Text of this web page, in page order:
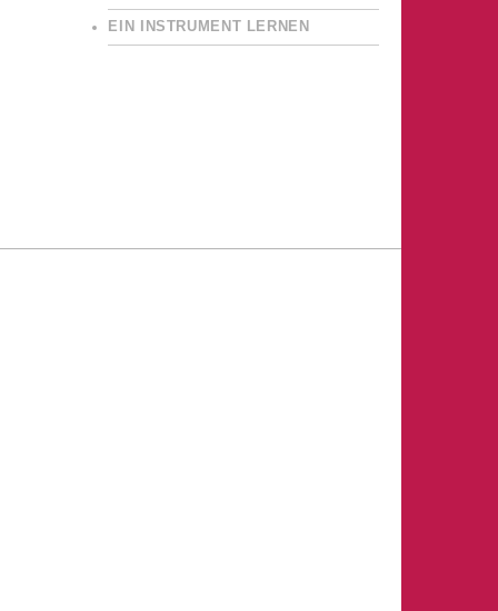
EIN INSTRUMENT LERNEN